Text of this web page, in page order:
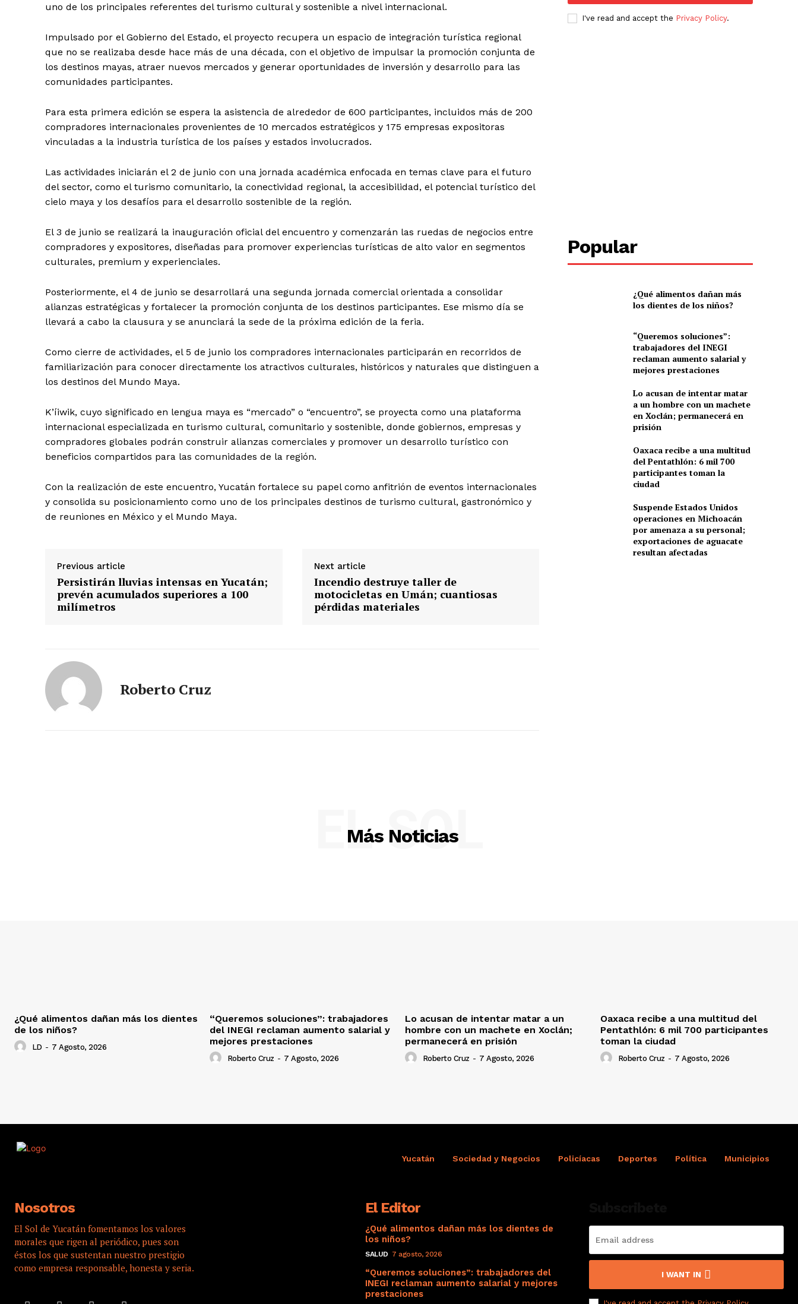
Yucatán
Menú
Sociedad y Negocios
Policíacas
Deportes
Municipios
uno de los principales referentes del turismo cultural y sostenible a nivel internacional.
Impulsado por el Gobierno del Estado, el proyecto recupera un espacio de integración turística regional
que no se realizaba desde hace más de una década, con el objetivo de impulsar la promoción conjunta de
los destinos mayas, atraer nuevos mercados y generar oportunidades de inversión y desarrollo para las
comunidades participantes.
Para esta primera edición se espera la asistencia de alrededor de 600 participantes, incluidos más de 200
compradores internacionales provenientes de 10 mercados estratégicos y 175 empresas expositoras
vinculadas a la industria turística de los países y estados involucrados.
Las actividades iniciarán el 2 de junio con una jornada académica enfocada en temas clave para el futuro
del sector, como el turismo comunitario, la conectividad regional, la accesibilidad, el potencial turístico del
cielo maya y los desafíos para el desarrollo sostenible de la región.
El 3 de junio se realizará la inauguración oficial del encuentro y comenzarán las ruedas de negocios entre
compradores y expositores, diseñadas para promover experiencias turísticas de alto valor en segmentos
culturales, premium y experienciales.
Posteriormente, el 4 de junio se desarrollará una segunda jornada comercial orientada a consolidar
alianzas estratégicas y fortalecer la promoción conjunta de los destinos participantes. Ese mismo día se
llevará a cabo la clausura y se anunciará la sede de la próxima edición de la feria.
Como cierre de actividades, el 5 de junio los compradores internacionales participarán en recorridos de
familiarización para conocer directamente los atractivos culturales, históricos y naturales que distinguen a
los destinos del Mundo Maya.
K’íiwik, cuyo significado en lengua maya es “mercado” o “encuentro”, se proyecta como una plataforma
internacional especializada en turismo cultural, comunitario y sostenible, donde gobiernos, empresas y
compradores globales podrán construir alianzas comerciales y promover un desarrollo turístico con
beneficios compartidos para las comunidades de la región.
Con la realización de este encuentro, Yucatán fortalece su papel como anfitrión de eventos internacionales
y consolida su posicionamiento como uno de los principales destinos de turismo cultural, gastronómico y
de reuniones en México y el Mundo Maya.
Previous article
Persistirán lluvias intensas en Yucatán;
prevén acumulados superiores a 100
milímetros
Next article
Incendio destruye taller de
motocicletas en Umán; cuantiosas
pérdidas materiales
Roberto Cruz
I've read and accept the Privacy Policy.
Popular
¿Qué alimentos dañan más
los dientes de los niños?
“Queremos soluciones”:
trabajadores del INEGI
reclaman aumento salarial y
mejores prestaciones
Lo acusan de intentar matar
a un hombre con un machete
en Xoclán; permanecerá en
prisión
Oaxaca recibe a una multitud
del Pentathlón: 6 mil 700
participantes toman la
ciudad
Suspende Estados Unidos
operaciones en Michoacán
por amenaza a su personal;
exportaciones de aguacate
resultan afectadas
Más Noticias
EL SOL
¿Qué alimentos dañan más los dientes
de los niños?
LD - 7 Agosto, 2026
“Queremos soluciones”: trabajadores
del INEGI reclaman aumento salarial y
mejores prestaciones
Roberto Cruz - 7 Agosto, 2026
Lo acusan de intentar matar a un
hombre con un machete en Xoclán;
permanecerá en prisión
Roberto Cruz - 7 Agosto, 2026
Oaxaca recibe a una multitud del
Pentathlón: 6 mil 700 participantes
toman la ciudad
Roberto Cruz - 7 Agosto, 2026
Yucatán Sociedad y Negocios Policíacas Deportes Política Municipios
Nosotros
El Sol de Yucatán fomentamos los valores
morales que rigen al periódico, pues son
éstos los que sustentan nuestro prestigio
como empresa responsable, honesta y seria.
El Editor
¿Qué alimentos dañan más los dientes de
los niños?
SALUD 7 agosto, 2026
“Queremos soluciones”: trabajadores del
INEGI reclaman aumento salarial y mejores
prestaciones
I WANT IN